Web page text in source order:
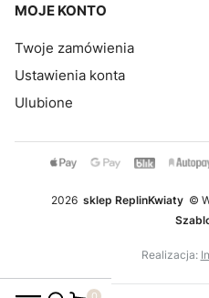
MOJE KONTO
Twoje zamówienia
Ustawienia konta
Ulubione
2026 sklep ReplinKwiaty ©
Realizacja:
Produkty w